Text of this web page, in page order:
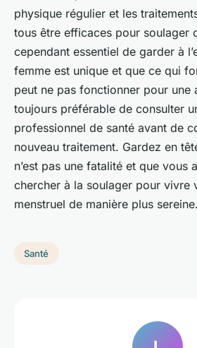
physique régulier et les
tous être efficaces pour soulager
cependant essentiel de garder à
femme est unique et que ce qui
peut ne pas fonctionner pour une
toujours préférable de consulter
professionnel de santé avant de
nouveau traitement. Gardez en
n’est pas une fatalité et que vous
chercher à la soulager pour vivre
menstruel de manière plus sereine.
Santé